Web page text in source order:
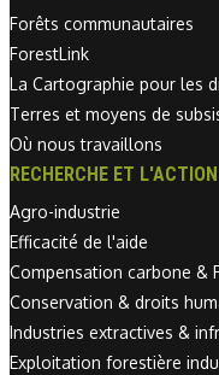
Forêts communautaires
ForestLink
La Cartographie pour les
Terres et moyens de
Où nous travaillons
RECHERCHE ET L'ACTION
Agro-industrie
Efficacité de l'aide
Compensation carbone &
Conservation & droits
Industries extractives &
Exploitation forestière